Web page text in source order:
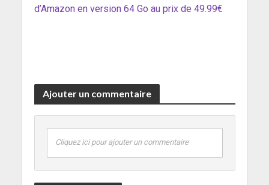
d’Amazon en version 64 Go au prix de 49.99€
Ajouter un commentaire
Cliquez ici pour ajouter un commentaire